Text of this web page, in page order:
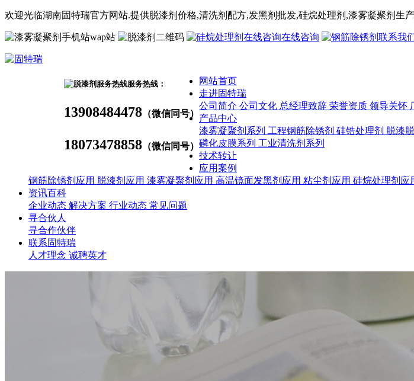
欢迎光临湖南固特瑞官方网站.提供脱漆剂价格,清洗剂 配方,发黑剂 批发,硅烷处理剂 ,漆雾凝聚剂 生
wap站 在线咨询
服务热线：
13908484478 （微信同号）
18073478858 （微信同号）
网站首页
走进固特瑞
公司简介 公司文化 总经理致辞 荣誉资质 领导关怀
产品中心
漆雾凝聚剂系列 工程钢筋除锈剂 硅锆处理剂 脱漆
磷化皮膜系列 工业清洗剂系列
技术转让
应用案例
钢筋除锈剂应用 脱漆剂应用 漆雾凝聚剂应用 高温镜面发黑剂应用 粘尘剂应用 硅烷处理剂应
资讯百科
企业动态 解决方案 行业动态 常见问题
寻合伙人
寻合作伙伴
联系固特瑞
人才理念 诚聘英才